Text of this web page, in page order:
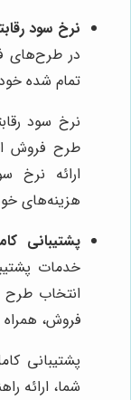
نرخ سود
در طرح‌های
تمام شده
نرخ سود
طرح فروش
ارائه نرخ
هزینه‌های
پشتیبانی
خدمات
انتخاب
فروش،
پشتیبانی
شما، ارائه